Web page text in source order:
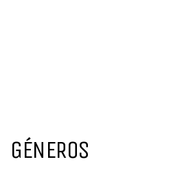
GÉNEROS